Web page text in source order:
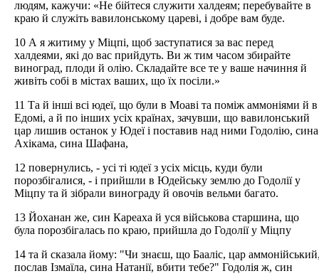
людям, кажучи: «Не бійтеся служити халдеям; перебувайте в
краю й служіть вавилонському цареві, і добре вам буде.
10 А я житиму у Міцпі, щоб заступатися за вас перед
халдеями, які до вас прийдуть. Ви ж тим часом збирайте
виноград, плоди й олію. Складайте все те у ваше начиння й
живіть собі в містах ваших, що їх посіли.»
11 Та й інші всі юдеї, що були в Моаві та поміж аммоніями й в
Едомі, а й по інших усіх країнах, зачувши, що вавилонський
цар лишив останок у Юдеї і поставив над ними Годолію, сина
Ахікама, сина Шафана,
12 повернулись, - усі ті юдеї з усіх місць, куди були
порозбігалися, - і прийшли в Юдейську землю до Годолії у
Міцпу та й зібрали винограду й овочів вельми багато.
13 Йоханан же, син Кареаха й уся військова старшина, що
була порозбігалась по краю, прийшла до Годолії у Міцпу
14 та й сказала йому: "Чи знаєш, що Бааліс, цар
послав Ізмаїла, сина Натанії, вбити тебе?" Годолія ж, син